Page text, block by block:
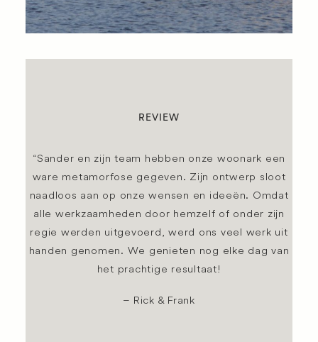
REVIEW
“Sander en zijn team hebben onze woonark een
ware metamorfose gegeven. Zijn ontwerp sloot
naadloos aan op onze wensen en ideeën. Omdat
alle werkzaamheden door hemzelf of onder zijn
regie werden uitgevoerd, werd ons veel werk uit
handen genomen. We genieten nog elke dag van
het prachtige resultaat!
– Rick & Frank